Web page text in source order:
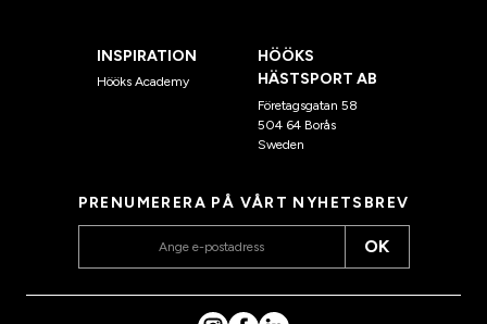
INSPIRATION
Hööks Academy
HÖÖKS
HÄSTSPORT AB
Företagsgatan 58
504 64 Borås
Sweden
PRENUMERERA PÅ VÅRT NYHETSBREV
OK